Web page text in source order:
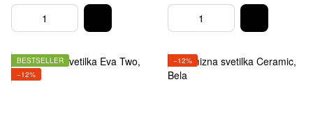
BESTSELLER
−12%
−12%